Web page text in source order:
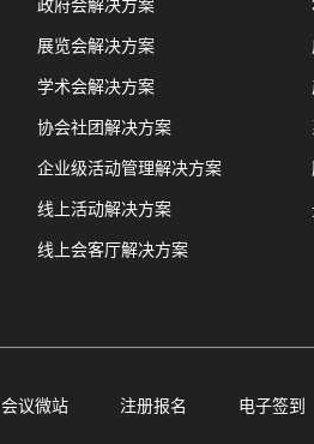
政府会解决方案
展览会解决方案
学术会解决方案
协会社团解决方案
企业级活动管理解决方案
线上活动解决方案
线上会客厅解决方案
会议微站 注册报名 电子签到